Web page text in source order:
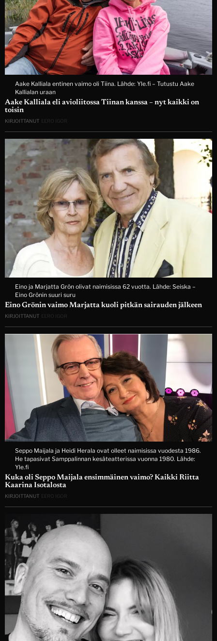
Aake Kalliala entinen vaimo oli Tiina. Lähde: Yle.fi – Tutustu Aake
Kallialan uraan
Aake Kalliala eli avioliitossa Tiinan kanssa – nyt kaikki on
toisin
KIRJOITTANUT EERO IGOR
Eino ja Marjatta Grön olivat naimisissa 62 vuotta. Lähde: Seiska –
Eino Grönin suuri suru
Eino Grönin vaimo Marjatta kuoli pitkän sairauden jälkeen
KIRJOITTANUT EERO IGOR
Seppo Maijala ja Heidi Herala ovat olleet naimisissa vuodesta 1986.
He tapasivat Samppalinnan kesäteatterissa vuonna 1980. Lähde:
Yle.fi
Kuka oli Seppo Maijala ensimmäinen vaimo? Kaikki Riitta
Kaarina Isotalosta
KIRJOITTANUT EERO IGOR